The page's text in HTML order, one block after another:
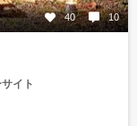
40 10
イト